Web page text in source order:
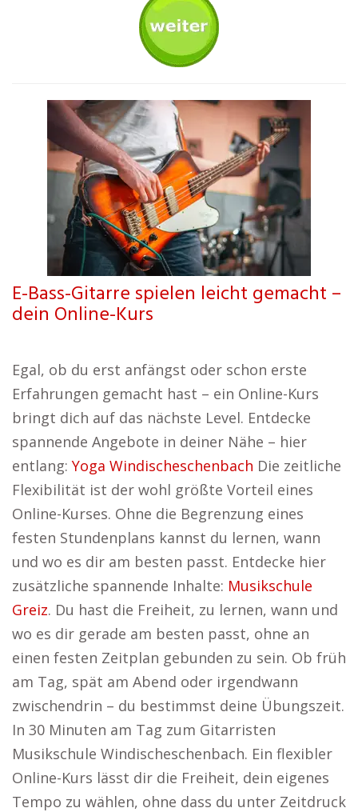
E-Bass-Gitarre spielen leicht gemacht –
dein Online-Kurs
Egal, ob du erst anfängst oder schon erste
Erfahrungen gemacht hast – ein Online-Kurs
bringt dich auf das nächste Level. Entdecke
spannende Angebote in deiner Nähe – hier
entlang: Yoga Windischeschenbach Die zeitliche
Flexibilität ist der wohl größte Vorteil eines
Online-Kurses. Ohne die Begrenzung eines
festen Stundenplans kannst du lernen, wann
und wo es dir am besten passt. Entdecke hier
zusätzliche spannende Inhalte: Musikschule
Greiz. Du hast die Freiheit, zu lernen, wann und
wo es dir gerade am besten passt, ohne an
einen festen Zeitplan gebunden zu sein. Ob früh
am Tag, spät am Abend oder irgendwann
zwischendrin – du bestimmst deine Übungszeit.
In 30 Minuten am Tag zum Gitarristen
Musikschule Windischeschenbach. Ein flexibler
Online-Kurs lässt dir die Freiheit, dein eigenes
Tempo zu wählen, ohne dass du unter Zeitdruck